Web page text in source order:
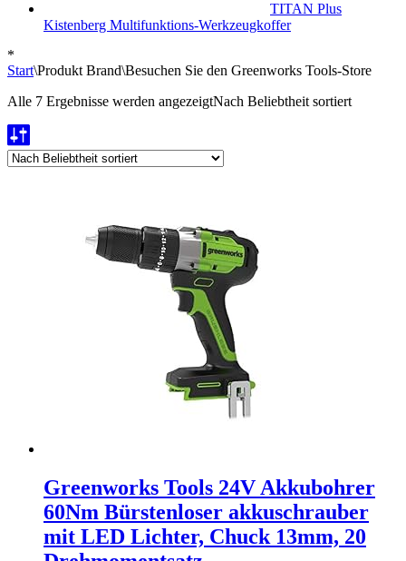
TITAN Plus
Kistenberg Multifunktions-Werkzeugkoffer
*
Start\Produkt Brand\Besuchen Sie den Greenworks Tools-Store
Alle 7 Ergebnisse werden angezeigtNach Beliebtheit sortiert
Greenworks Tools 24V Akkubohrer
60Nm Bürstenloser akkuschrauber
mit LED Lichter, Chuck 13mm, 20